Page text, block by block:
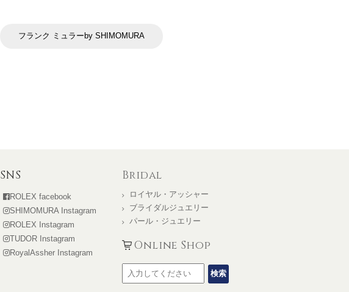
フランク ミュラーby SHIMOMURA
SNS
ROLEX facebook
SHIMOMURA Instagram
ROLEX Instagram
TUDOR Instagram
RoyalAssher Instagram
Bridal
ロイヤル・アッシャー
ブライダルジュエリー
パール・ジュエリー
Online Shop